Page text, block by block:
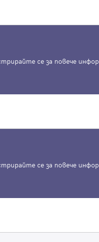
се за повече
се за повече